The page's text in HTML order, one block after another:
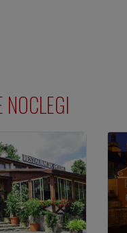
NOCLEGI